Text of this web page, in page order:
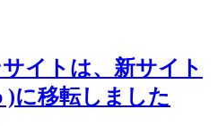
イトは、新サイト
)に移転しました